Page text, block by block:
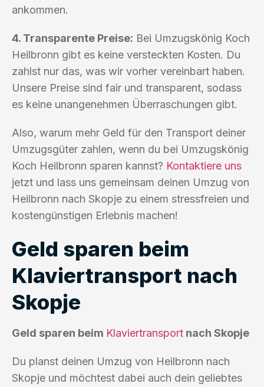
ankommen.
4. Transparente Preise: Bei Umzugskönig Koch
Heilbronn gibt es keine versteckten Kosten. Du
zahlst nur das, was wir vorher vereinbart haben.
Unsere Preise sind fair und transparent, sodass
es keine unangenehmen Überraschungen gibt.
Also, warum mehr Geld für den Transport deiner
Umzugsgüter zahlen, wenn du bei Umzugskönig
Koch Heilbronn sparen kannst? Kontaktiere uns
jetzt und lass uns gemeinsam deinen Umzug von
Heilbronn nach Skopje zu einem stressfreien und
kostengünstigen Erlebnis machen!
Geld sparen beim
Klaviertransport nach
Skopje
Geld sparen beim Klaviertransport nach Skopje
Du planst deinen Umzug von Heilbronn nach
Skopje und möchtest dabei auch dein geliebtes